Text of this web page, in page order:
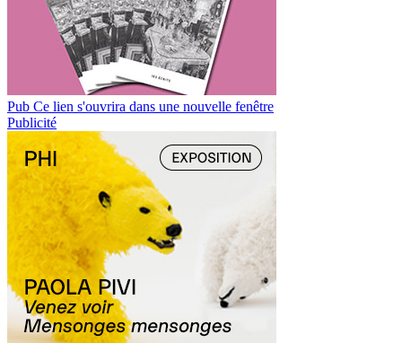
Pub Ce lien s'ouvrira dans une nouvelle fenêtre
Publicité